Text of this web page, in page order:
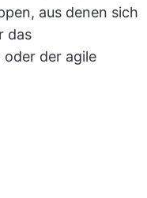
aus denen sich
das
oder der agile